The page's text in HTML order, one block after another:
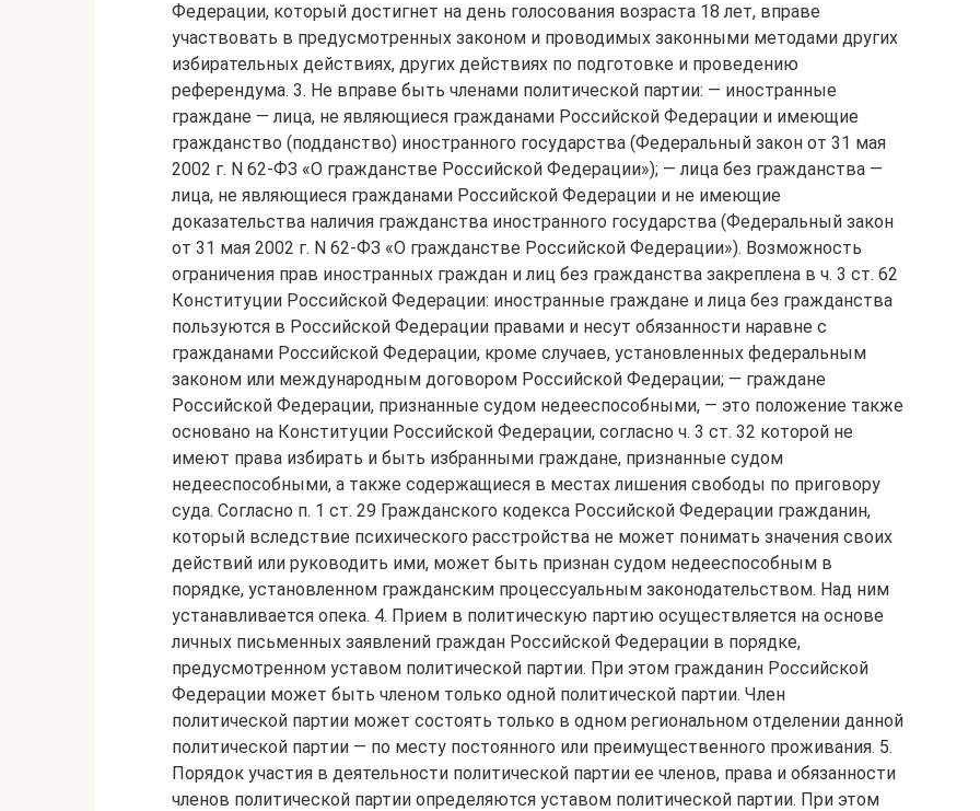
Федерации, который достигнет на день голосования возраста 18 лет, вправе
участвовать в предусмотренных законом и проводимых законными методами других
избирательных действиях, других действиях по подготовке и проведению
референдума. 3. Не вправе быть членами политической партии: — иностранные
граждане — лица, не являющиеся гражданами Российской Федерации и имеющие
гражданство (подданство) иностранного государства (Федеральный закон от 31 мая
2002 г. N 62-ФЗ «О гражданстве Российской Федерации»); — лица без гражданства —
лица, не являющиеся гражданами Российской Федерации и не имеющие
доказательства наличия гражданства иностранного государства (Федеральный закон
от 31 мая 2002 г. N 62-ФЗ «О гражданстве Российской Федерации»). Возможность
ограничения прав иностранных граждан и лиц без гражданства закреплена в ч. 3 ст. 62
Конституции Российской Федерации: иностранные граждане и лица без гражданства
пользуются в Российской Федерации правами и несут обязанности наравне с
гражданами Российской Федерации, кроме случаев, установленных федеральным
законом или международным договором Российской Федерации; — граждане
Российской Федерации, признанные судом недееспособными, — это положение также
основано на Конституции Российской Федерации, согласно ч. 3 ст. 32 которой не
имеют права избирать и быть избранными граждане, признанные судом
недееспособными, а также содержащиеся в местах лишения свободы по приговору
суда. Согласно п. 1 ст. 29 Гражданского кодекса Российской Федерации гражданин,
который вследствие психического расстройства не может понимать значения своих
действий или руководить ими, может быть признан судом недееспособным в
порядке, установленном гражданским процессуальным законодательством. Над ним
устанавливается опека. 4. Прием в политическую партию осуществляется на основе
личных письменных заявлений граждан Российской Федерации в порядке,
предусмотренном уставом политической партии. При этом гражданин Российской
Федерации может быть членом только одной политической партии. Член
политической партии может состоять только в одном региональном отделении данной
политической партии — по месту постоянного или преимущественного проживания. 5.
Порядок участия в деятельности политической партии ее членов, права и обязанности
членов политической партии определяются уставом политической партии. При этом